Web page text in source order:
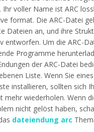
Ihr voller Name ist ARC
format. Die ARC-Datei
Dateien an, und ihre
entworfen. Um die ARC-
Programme
der ARC-Datei
Liste. Wenn Sie
installieren, sollten sich
mehr wiederholen. Wenn
nicht gelöst haben,
dateiendung arc